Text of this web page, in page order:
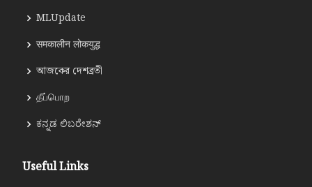
MLUpdate
समकालीन लोकयुद्ध
আজকের দেশব্রতী
தீப்பொற
ಕನ್ನಡ ಲಿಬರೇಶನ್
Useful Links